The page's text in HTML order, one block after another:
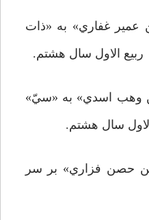
غفاري» به «ذات
الاول سال هشتم.
وهب اسدي» به «سيّ»
سال هشتم.
حصن فزاري» بر سر